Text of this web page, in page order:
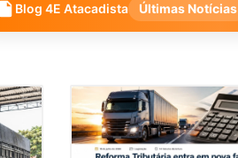
Blog 4E Atacadista Últimas Notícias